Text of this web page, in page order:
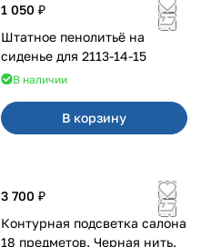
1 050 ₽
Штатное пенолитьё на
сиденье для 2113-14-15
В наличии
В корзину
3 700 ₽
Контурная подсветка салона
18 предметов. Черная нить.